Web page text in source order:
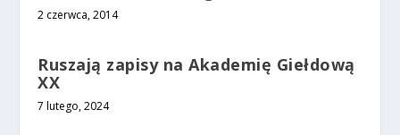
2 czerwca, 2014
Ruszają zapisy na Akademię Giełdową
XX
7 lutego, 2024